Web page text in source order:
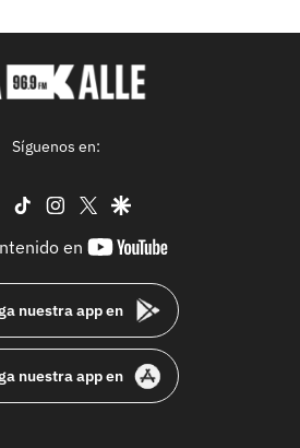
Síguenos en:
facebook
tiktok instagram
twittergoogle
en
youtube-
nuestra app en
nuestra app en